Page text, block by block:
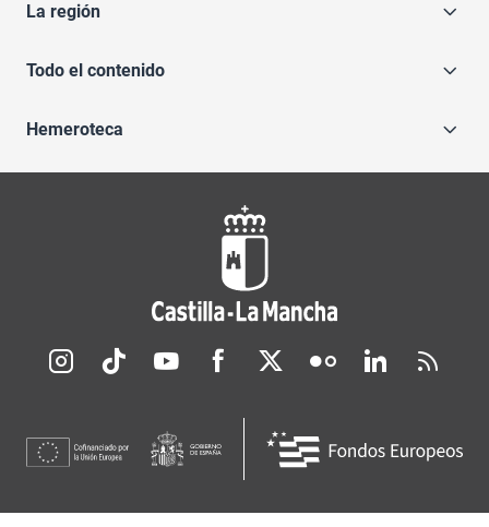
La región
Todo el contenido
Hemeroteca
Redes sociales JCCM